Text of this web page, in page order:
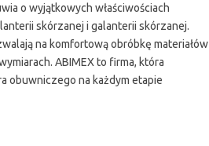
o wyjątkowych właściwościach
skórzanej i galanterii skórzanej.
na komfortową obróbkę materiałów
ABIMEX to firma, która
obuwniczego na każdym etapie